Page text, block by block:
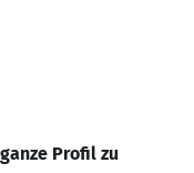
Profil zu